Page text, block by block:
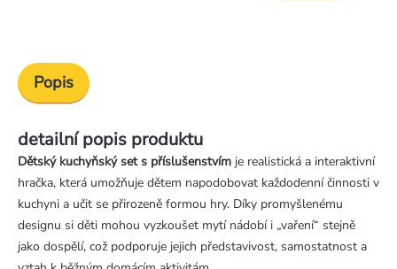
Popis
detailní popis produktu
Dětský kuchyňský set s příslušenstvím je realistická a interaktivní
hračka, která umožňuje dětem napodobovat každodenní činnosti v
kuchyni a učit se přirozeně formou hry. Díky promyšlenému
designu si děti mohou vyzkoušet mytí nádobí i „vaření“ stejně
jako dospělí, což podporuje jejich představivost, samostatnost a